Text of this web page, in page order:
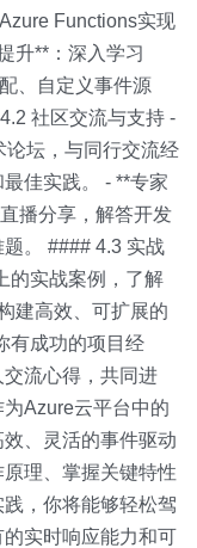
Functions实现
升**：深入学习
、自定义事件源
社区交流与支持 -
论坛，与同行交流经
佳实践。 - **专家
播分享，解答开发
。 #### 4.3 实战
的实战案例，了解
建高效、可扩展的
有成功的项目经
流心得，共同进
Azure云平台中的
、灵活的事件驱动
理、掌握关键特性
，你将能够轻松驾
实时响应能力和可